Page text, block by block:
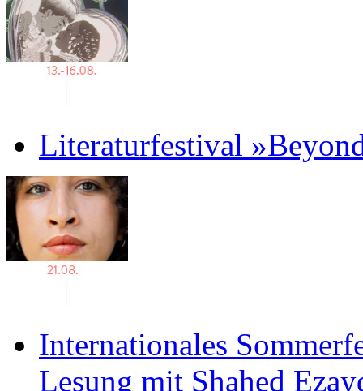
Literaturfestival
Internationales
Lesung mit Shahed